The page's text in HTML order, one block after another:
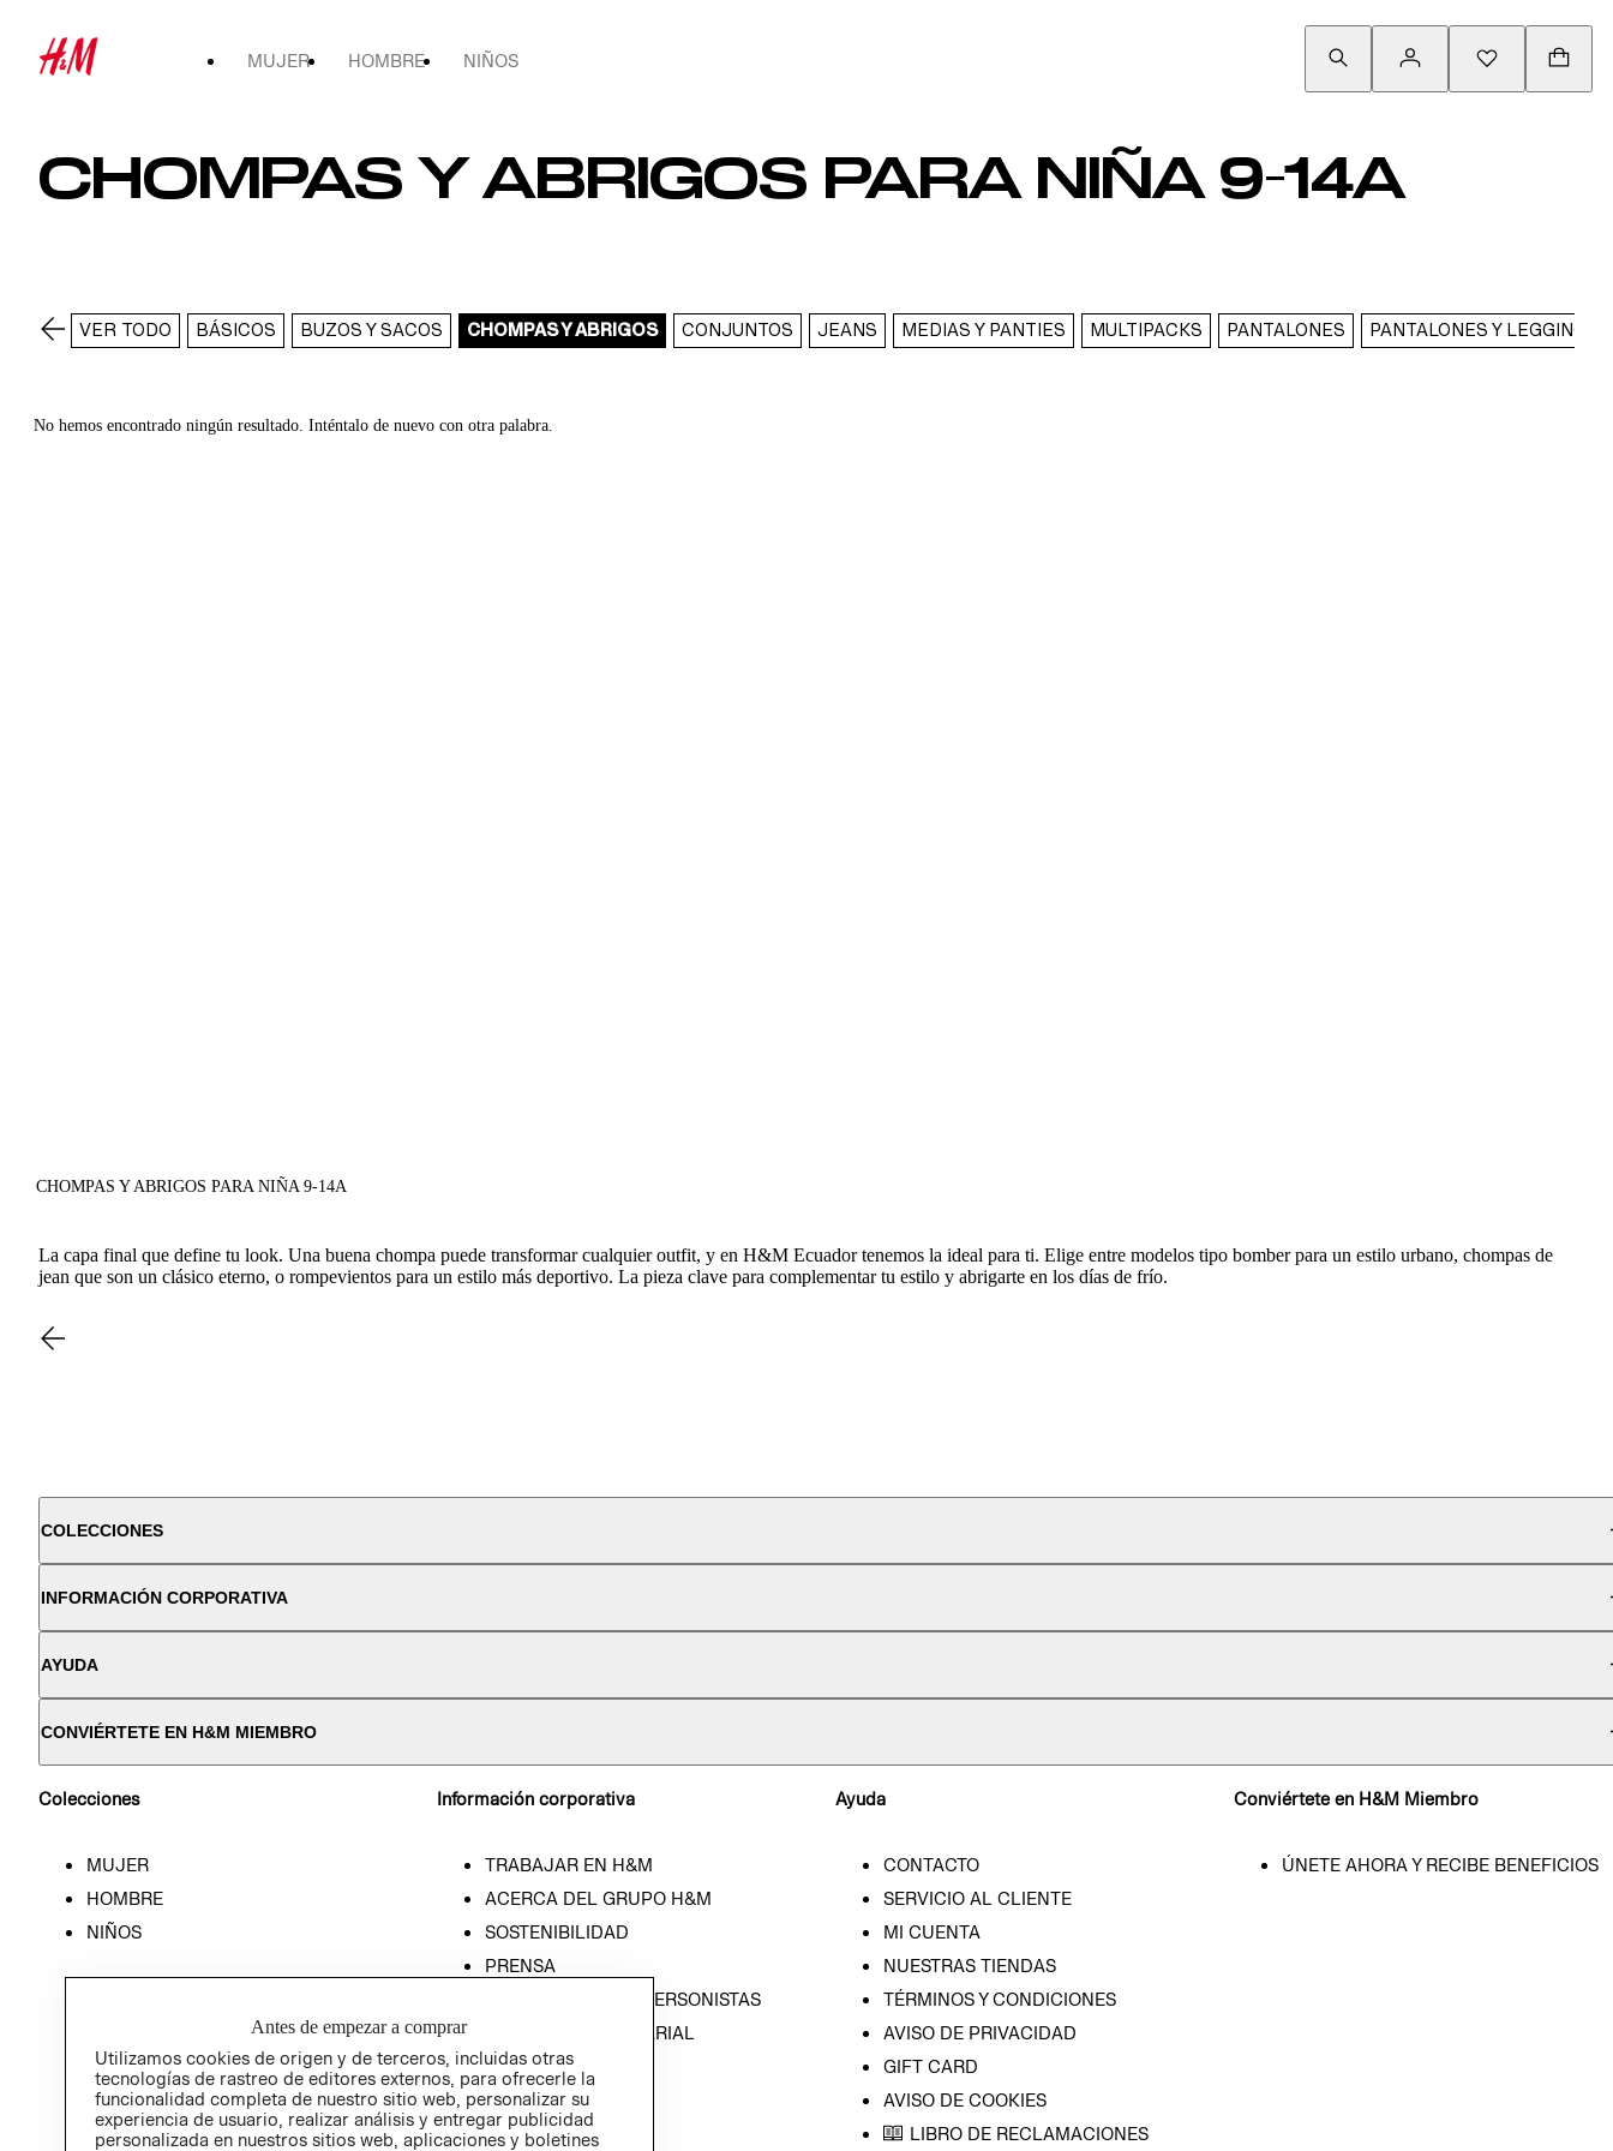
MUJER HOMBRE NIÑOS
CHOMPAS Y ABRIGOS PARA NIÑA 9-14A
VER TODO BÁSICOS BUZOS Y SACOS CHOMPAS Y ABRIGOS CONJUNTOS JEANS MEDIAS Y PANTIES MULTIPACKS PANTALONES PANTALONES Y LEGGINGS
No hemos encontrado ningún resultado. Inténtalo de nuevo con otra palabra.
CHOMPAS Y ABRIGOS PARA NIÑA 9-14A
La capa final que define tu look. Una buena chompa puede transformar cualquier outfit, y en H&M Ecuador tenemos la ideal para ti. Elige entre modelos tipo bomber para un estilo urbano, chompas de
jean que son un clásico eterno, o rompevientos para un estilo más deportivo. La pieza clave para complementar tu estilo y abrigarte en los días de frío.
COLECCIONES
INFORMACIÓN CORPORATIVA
AYUDA
CONVIÉRTETE EN H&M MIEMBRO
Colecciones
MUJER
HOMBRE
NIÑOS
Información corporativa
TRABAJAR EN H&M
ACERCA DEL GRUPO H&M
SOSTENIBILIDAD
PRENSA
RELACIÓN CON INVERSONISTAS
POLÍTICA EMPRESARIAL
Ayuda
CONTACTO
SERVICIO AL CLIENTE
MI CUENTA
NUESTRAS TIENDAS
TÉRMINOS Y CONDICIONES
AVISO DE PRIVACIDAD
GIFT CARD
AVISO DE COOKIES
LIBRO DE RECLAMACIONES
Conviértete en H&M Miembro
ÚNETE AHORA Y RECIBE BENEFICIOS
Antes de empezar a comprar
Utilizamos cookies de origen y de terceros, incluidas otras
tecnologías de rastreo de editores externos, para ofrecerle la
funcionalidad completa de nuestro sitio web, personalizar su
experiencia de usuario, realizar análisis y entregar publicidad
personalizada en nuestros sitios web, aplicaciones y boletines